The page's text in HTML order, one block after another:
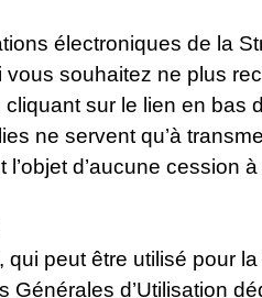
électroniques de la
vous souhaitez ne plus
sur le lien en
ne servent qu’à
d’aucune cession
qui peut être utilisé pour
Générales d’Utilisation